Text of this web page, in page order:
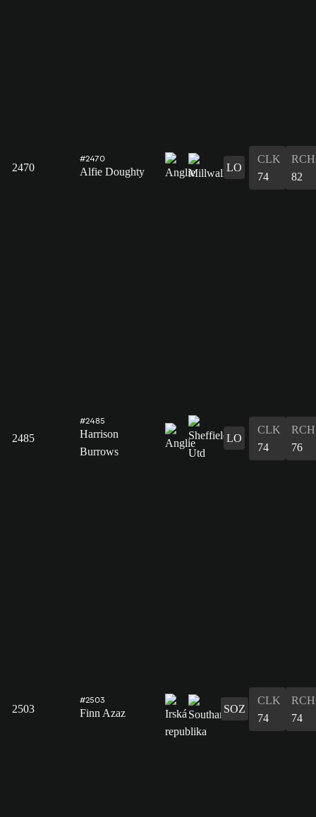
2470
#2470
Alfie Doughty LO
CLK
74
RCH
82
2485
#2485
Harrison
Burrows
LO
CLK
74
RCH
76
2503
#2503
Finn Azaz SOZ
CLK
74
RCH
74